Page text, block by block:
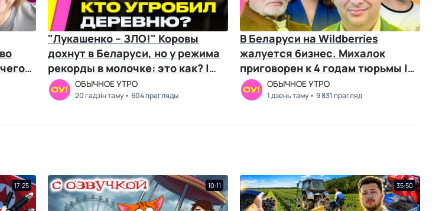
"Лукашенко – ЗЛО!" Коровы
дохнут в Беларуси, но у режима
рекорды в молочке: это как? |
РоманчукОБЫЧНОЕ УТРО
20 гадзін таму 604 прагляды
В Беларуси на Wildberries
жалуется бизнес. Михалок
приговорен к 4 годам тюрьмы |
Фридман, Мацкевич
ОБЫЧНОЕ УТРО
1 дзень таму 9 831 прагляд
17:25 10:11 35:50